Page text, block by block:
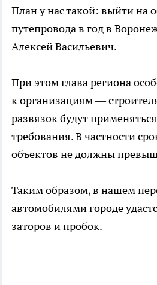
План у нас такой: выйти на
путепровода в год в
Алексей Васильевич.
При этом глава региона
к организациям —
развязок будут
требования. В частности
объектов не должны
Таким образом, в нашем
автомобилями городе
заторов и пробок.